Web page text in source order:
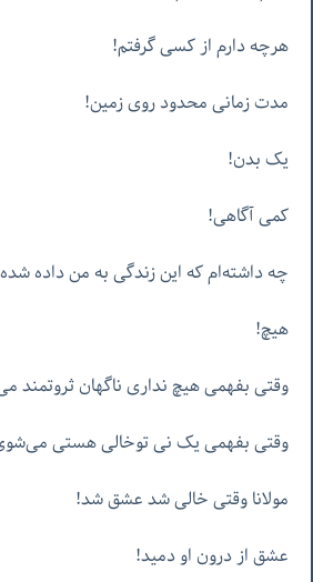
هرچه دارم از کسی گرفتم!
مدت زمانی محدود روی زمین!
یک بدن!
کمی آگاهی!
چه داشته‌ام که این زندگی به من داده
هیچ!
وقتی بفهمی هیچ نداری ناگهان ثروتمند
وقتی بفهمی یک نی توخالی هستی می‌شوی
مولانا وقتی خالی شد عشق شد!
عشق از درون او دمید!